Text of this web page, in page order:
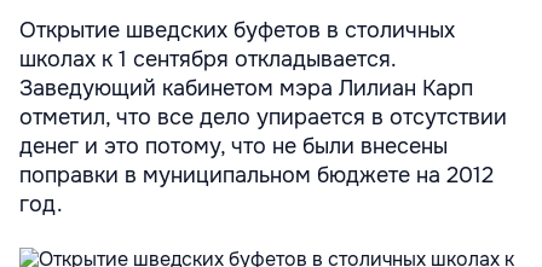
Открытие шведских буфетов в столичных
школах к 1 сентября откладывается.
Заведующий кабинетом мэра Лилиан Карп
отметил, что все дело упирается в отсутствии
денег и это потому, что не были внесены
поправки в муниципальном бюджете на 2012
год.